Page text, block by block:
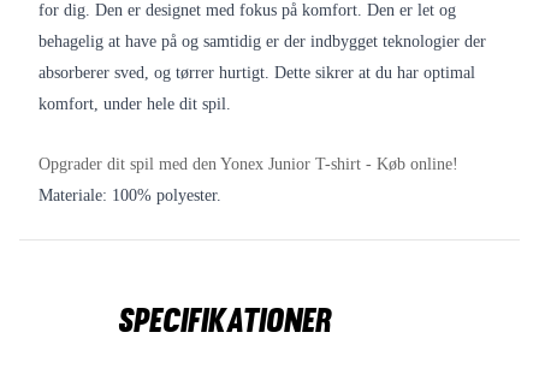
for dig. Den er designet med fokus på komfort. Den er let og
behagelig at have på og samtidig er der indbygget teknologier der
absorberer sved, og tørrer hurtigt. Dette sikrer at du har optimal
komfort, under hele dit spil.
Opgrader dit spil med den Yonex Junior T-shirt - Køb online!
Materiale: 100% polyester.
Specifikationer